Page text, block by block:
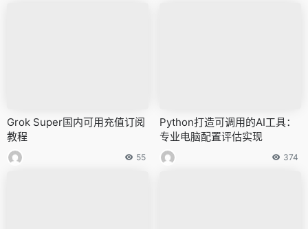
Grok Super国内可用充值订阅
教程
55
Python打造可调用的AI工具：
专业电脑配置评估实现
374